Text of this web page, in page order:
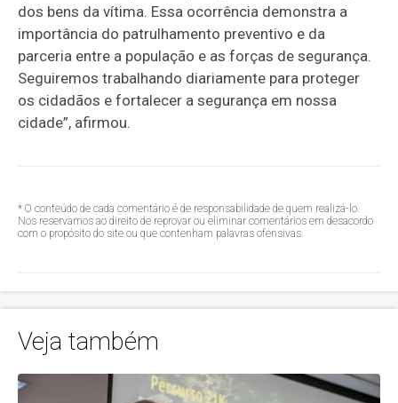
dos bens da vítima. Essa ocorrência demonstra a
importância do patrulhamento preventivo e da
parceria entre a população e as forças de segurança.
Seguiremos trabalhando diariamente para proteger
os cidadãos e fortalecer a segurança em nossa
cidade”, afirmou.
* O conteúdo de cada comentário é de responsabilidade de quem realizá-lo.
Nos reservamos ao direito de reprovar ou eliminar comentários em desacordo
com o propósito do site ou que contenham palavras ofensivas.
Veja também